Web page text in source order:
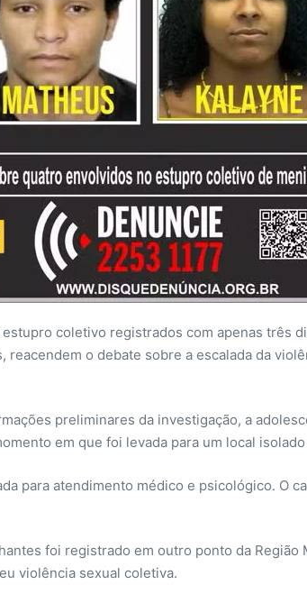
coletivo registrados com apenas três
o debate sobre a escalada da
preliminares da investigação, a
em que foi levada para um local
para atendimento médico e psicológico. O
foi registrado em outro ponto da
violência sexual coletiva.